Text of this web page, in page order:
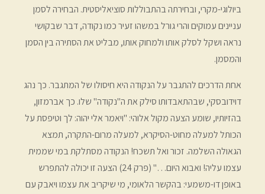
ביולוגי-מקרי, ובחירתה בהתבוללות סוציאליסטית. הבחירה לסמן
עניינים עמוקים והרי גורל במשהו זעיר כמו נקודה, דבר שבקושי
נראה ושקל לסלק אותו ולמחוק אותו, מבליט את הסתירה בין הסמן
והמסמן.
אחת הדרכים להתגבר על הנקודה היא חיסולו של המתגבר. כך נהג
דוידובסקי, שבהתאבדותו סילק את ה"נקודה" שלו. כך אברמזון,
בהזיותיו, שומע הצעה מקול אלוהי: "ויאמר אלי יהוה: לך וטיפסת על
הכותל למעלה מחוט-הסיקרא, למעלה מרום-התקרה, תמצא
הגאולה השלמה. זכור ואל תשכח! הנקודה מסתלקת במי שממית
עצמו עליה! ואבוא היום…" (פרק 24) הצעה זו יכולה להתפרש
באופן דו-משמעי: בהקשר הלאומי, מי שיקריב את עצמו ויאבק עם